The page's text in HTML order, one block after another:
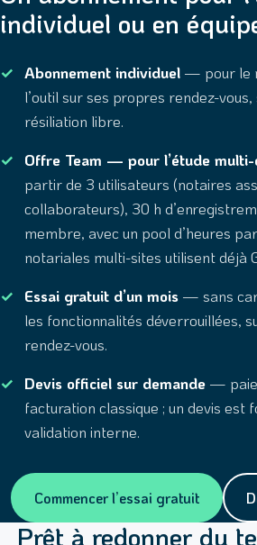
individuel ou en
Abonnement individuel — pour le
l’outil sur ses propres rendez-
résiliation libre.
Offre Team — pour l’étude
partir de 3 utilisateurs (notaires
collaborateurs), 30 h
membre, avec un pool d’heures
notariales multi-sites utilisent déjà
Essai gratuit d’un mois — sans
les fonctionnalités déverrouillées,
rendez-vous.
Devis officiel sur demande —
facturation classique ; un devis est
validation interne.
Commencer l’essai gratuit
Prêt à redonner du